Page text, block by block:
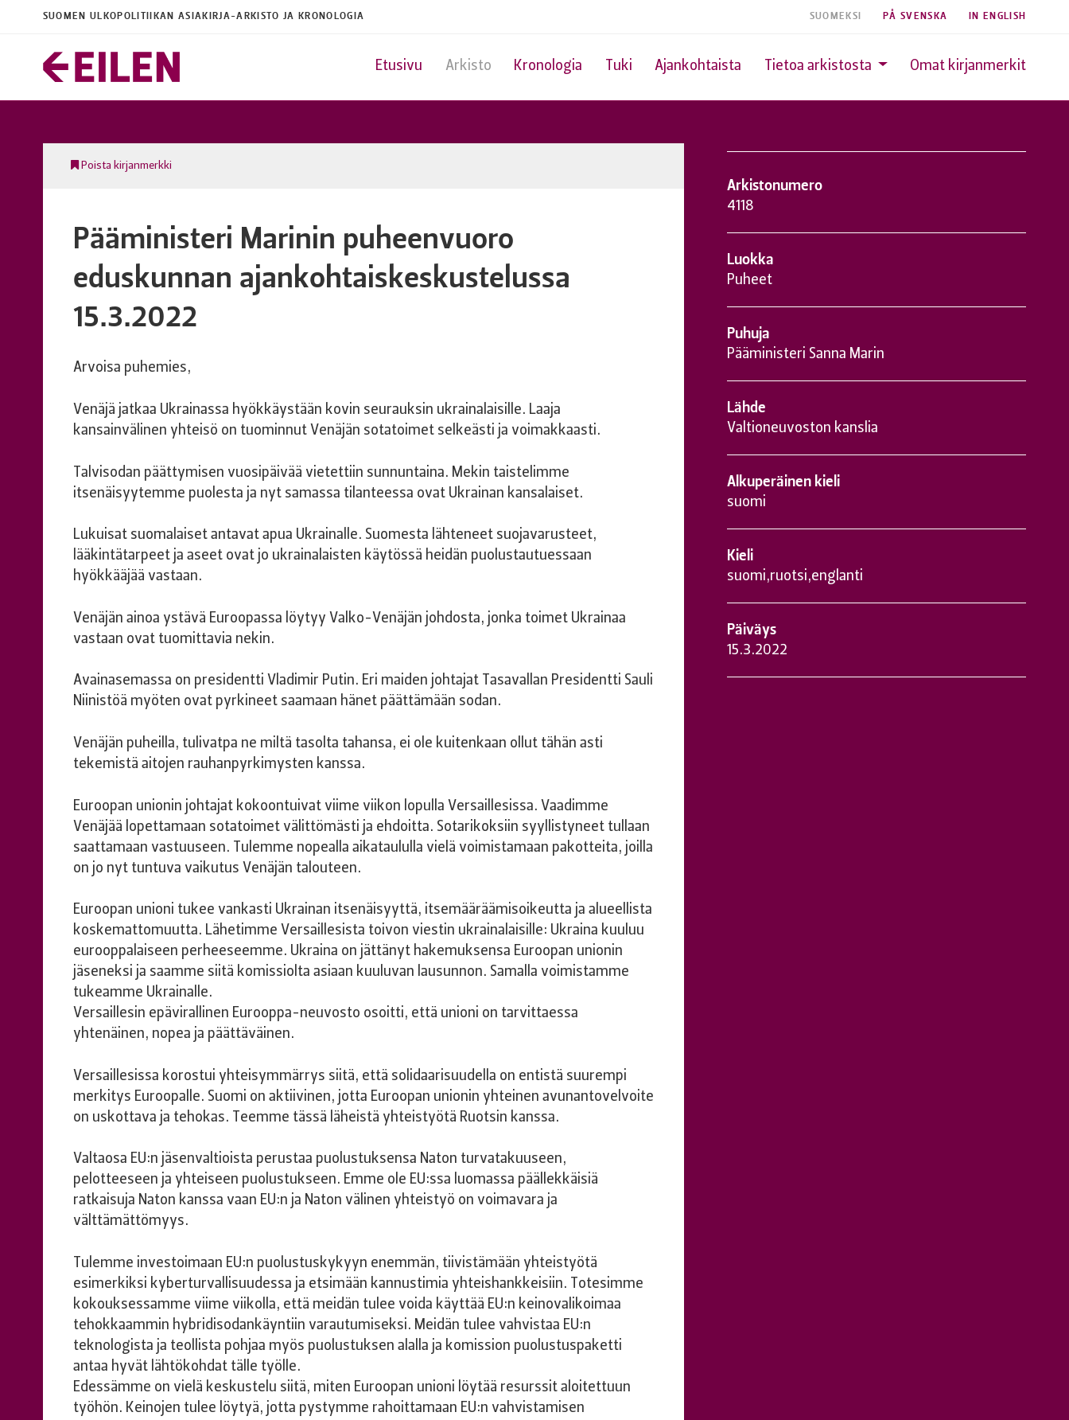
SUOMEN ULKOPOLITIIKAN ASIAKIRJA-ARKISTO JA KRONOLOGIA SUOMEKSI PÅ SVENSKA IN ENGLISH
Etusivu Arkisto Kronologia Tuki Ajankohtaista Tietoa arkistosta Omat kirjanmerkit
Poista kirjanmerkki
Pääministeri Marinin puheenvuoro
eduskunnan ajankohtaiskeskustelussa
15.3.2022
Arvoisa puhemies,
Venäjä jatkaa Ukrainassa hyökkäystään kovin seurauksin ukrainalaisille. Laaja
kansainvälinen yhteisö on tuominnut Venäjän sotatoimet selkeästi ja voimakkaasti.
Talvisodan päättymisen vuosipäivää vietettiin sunnuntaina. Mekin taistelimme
itsenäisyytemme puolesta ja nyt samassa tilanteessa ovat Ukrainan kansalaiset.
Lukuisat suomalaiset antavat apua Ukrainalle. Suomesta lähteneet suojavarusteet,
lääkintätarpeet ja aseet ovat jo ukrainalaisten käytössä heidän puolustautuessaan
hyökkääjää vastaan.
Venäjän ainoa ystävä Euroopassa löytyy Valko-Venäjän johdosta, jonka toimet Ukrainaa
vastaan ovat tuomittavia nekin.
Avainasemassa on presidentti Vladimir Putin. Eri maiden johtajat Tasavallan Presidentti Sauli
Niinistöä myöten ovat pyrkineet saamaan hänet päättämään sodan.
Venäjän puheilla, tulivatpa ne miltä tasolta tahansa, ei ole kuitenkaan ollut tähän asti
tekemistä aitojen rauhanpyrkimysten kanssa.
Euroopan unionin johtajat kokoontuivat viime viikon lopulla Versaillesissa. Vaadimme
Venäjää lopettamaan sotatoimet välittömästi ja ehdoitta. Sotarikoksiin syyllistyneet tullaan
saattamaan vastuuseen. Tulemme nopealla aikataululla vielä voimistamaan pakotteita, joilla
on jo nyt tuntuva vaikutus Venäjän talouteen.
Euroopan unioni tukee vankasti Ukrainan itsenäisyyttä, itsemääräämisoikeutta ja alueellista
koskemattomuutta. Lähetimme Versaillesista toivon viestin ukrainalaisille: Ukraina kuuluu
eurooppalaiseen perheeseemme. Ukraina on jättänyt hakemuksensa Euroopan unionin
jäseneksi ja saamme siitä komissiolta asiaan kuuluvan lausunnon. Samalla voimistamme
tukeamme Ukrainalle.
Versaillesin epävirallinen Eurooppa-neuvosto osoitti, että unioni on tarvittaessa
yhtenäinen, nopea ja päättäväinen.
Versaillesissa korostui yhteisymmärrys siitä, että solidaarisuudella on entistä suurempi
merkitys Euroopalle. Suomi on aktiivinen, jotta Euroopan unionin yhteinen avunantovelvoite
on uskottava ja tehokas. Teemme tässä läheistä yhteistyötä Ruotsin kanssa.
Valtaosa EU:n jäsenvaltioista perustaa puolustuksensa Naton turvatakuuseen,
pelotteeseen ja yhteiseen puolustukseen. Emme ole EU:ssa luomassa päällekkäisiä
ratkaisuja Naton kanssa vaan EU:n ja Naton välinen yhteistyö on voimavara ja
välttämättömyys.
Tulemme investoimaan EU:n puolustuskykyyn enemmän, tiivistämään yhteistyötä
esimerkiksi kyberturvallisuudessa ja etsimään kannustimia yhteishankkeisiin. Totesimme
kokouksessamme viime viikolla, että meidän tulee voida käyttää EU:n keinovalikoimaa
tehokkaammin hybridisodankäyntiin varautumiseksi. Meidän tulee vahvistaa EU:n
teknologista ja teollista pohjaa myös puolustuksen alalla ja komission puolustuspaketti
antaa hyvät lähtökohdat tälle työlle.
Edessämme on vielä keskustelu siitä, miten Euroopan unioni löytää resurssit aloitettuun
työhön. Keinojen tulee löytyä, jotta pystymme rahoittamaan EU:n vahvistamisen
Arkistonumero
4118
Luokka
Puheet
Puhuja
Pääministeri Sanna Marin
Lähde
Valtioneuvoston kanslia
Alkuperäinen kieli
suomi
Kieli
suomi,ruotsi,englanti
Päiväys
15.3.2022